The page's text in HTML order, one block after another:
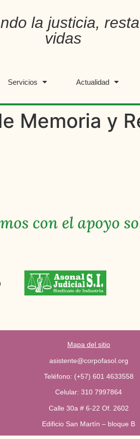
la justicia,
vidas
Servicios Actualidad
Memoria y
con el apoyo
Mapa del sitio
asistente@corpofasol.org
Teléfono: (+57) 601 4633558
Celular: 310 7997864
Calle 30a # 6-22 Of. 2602
Edificio San Martín – bloque B